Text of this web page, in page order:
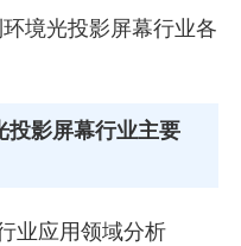
境光投影屏幕行业各
投影屏幕行业主要
业应用领域分析